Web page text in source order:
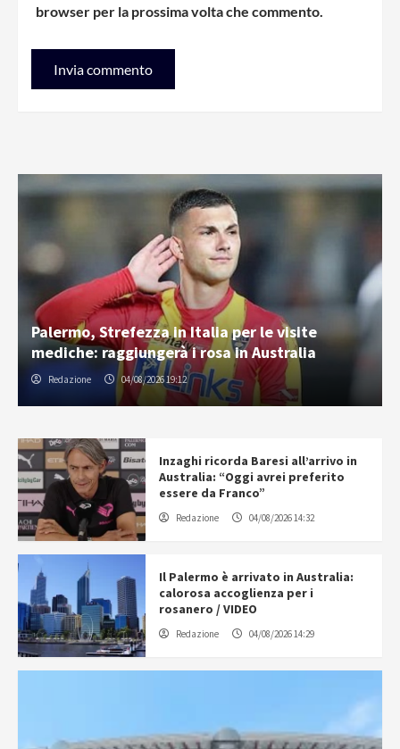
browser per la prossima volta che commento.
Palermo, Strefezza in Italia per le visite
mediche: raggiungerà i rosa in Australia
Redazione 04/08/2026 19:12
Inzaghi ricorda Baresi all’arrivo in
Australia: “Oggi avrei preferito
essere da Franco”
Redazione 04/08/2026 14:32
Il Palermo è arrivato in Australia:
calorosa accoglienza per i
rosanero / VIDEO
Redazione 04/08/2026 14:29